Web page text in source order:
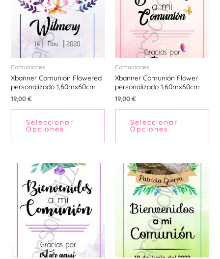
Comuniones
Xbanner Comunión Flowered
personalizado 1,60mx60cm
19,00€
Seleccionar
Opciones
Comuniones
Xbanner Comunión Flower
personalizado 1,60mx60cm
19,00€
Seleccionar
Opciones